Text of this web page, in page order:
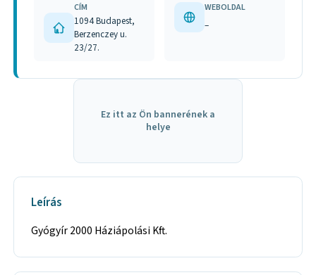
CÍM
1094 Budapest,
Berzenczey u.
23/27.
WEBOLDAL
–
Ez itt az Ön bannerének a
helye
Leírás
Gyógyír 2000 Háziápolási Kft.